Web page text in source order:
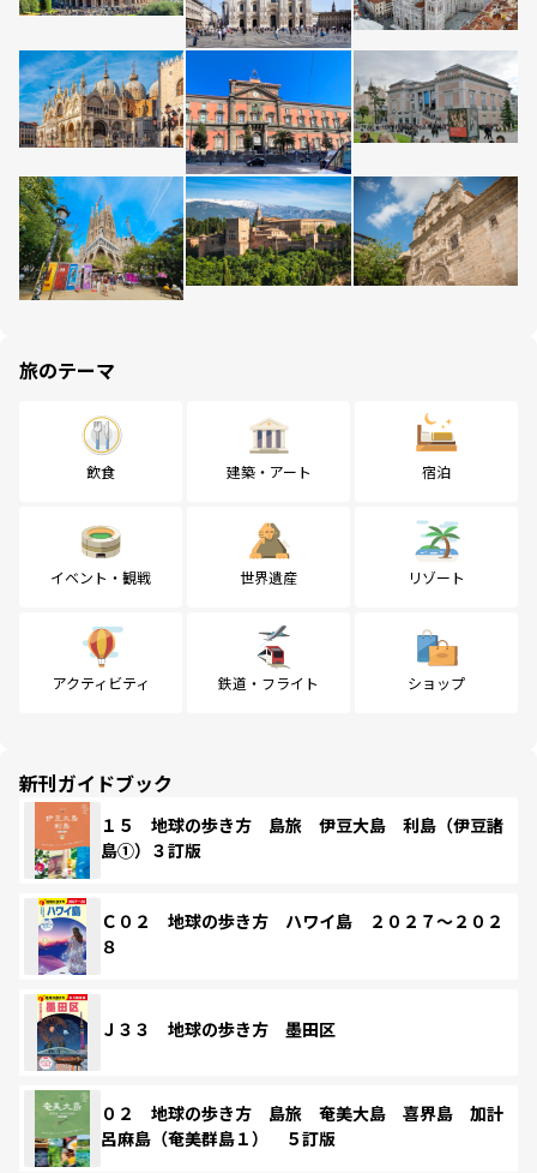
旅のテーマ
飲食 建築・アート 宿泊
イベント・観戦 世界遺産 リゾート
アクティビティ 鉄道・フライト ショップ
新刊ガイドブック
１５ 地球の歩き方 島旅 伊豆大島 利島（伊豆諸
島①）３訂版
Ｃ０２ 地球の歩き方 ハワイ島 ２０２７～２０２
８
Ｊ３３ 地球の歩き方 墨田区
０２ 地球の歩き方 島旅 奄美大島 喜界島 加計
呂麻島（奄美群島１） ５訂版